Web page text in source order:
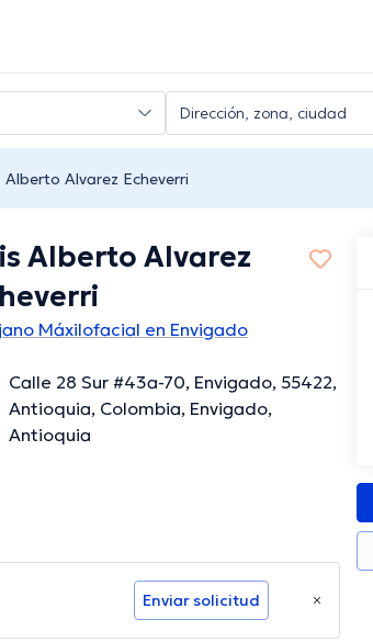
Alberto Alvarez Echeverri
Alberto Alvarez
Máxilofacial en Envigado
Calle 28 Sur #43a-70, Envigado, 55422,
Antioquia, Colombia, Envigado,
Antioquia
Enviar solicitud